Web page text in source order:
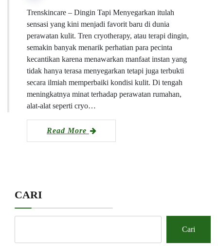
Trenskincare – Dingin Tapi Menyegarkan itulah
sensasi yang kini menjadi favorit baru di dunia
perawatan kulit. Tren cryotherapy, atau terapi dingin,
semakin banyak menarik perhatian para pecinta
kecantikan karena menawarkan manfaat instan yang
tidak hanya terasa menyegarkan tetapi juga terbukti
secara ilmiah memperbaiki kondisi kulit. Di tengah
meningkatnya minat terhadap perawatan rumahan,
alat-alat seperti cryo…
Read More
CARI
Cari